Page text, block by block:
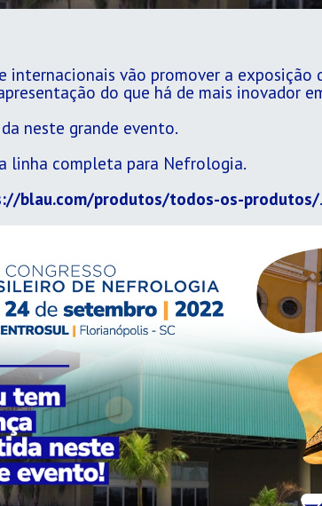
internacionais vão promover a
do que há de mais inovador
neste grande evento.
linha completa para Nefrologia.
blau.com/produtos/todos-os-produtos/.